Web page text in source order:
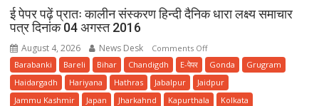
ई पेपर पढ़ें प्रातः कालीन संस्करण हिन्दी दैनिक धारा लक्ष्य समाचार
पत्र दिनांक 04 अगस्त 2016
August 4, 2026 News Desk Comments Offon
ई
पेपर
पढ़ें
Barabanki Bareli Bihar Chandigdh E-पेपर Gonda
Grugram
Haidargadh
Hariyana Hathras Jabalpur
Jaidpur
Jammu Kashmir
Japan Jharkahnd Kapurthala
Kolkata